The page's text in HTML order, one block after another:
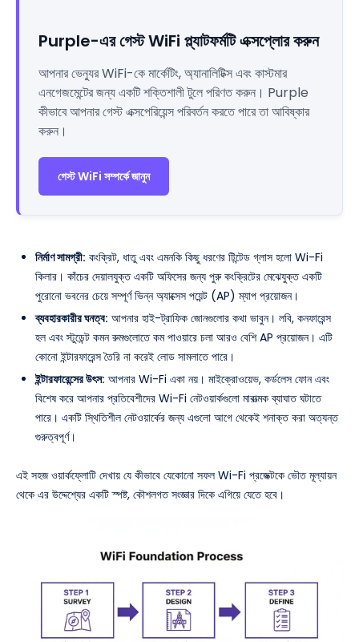
Purple-এর গেস্ট WiFi প্ল্যাটফর্মটি এক্সপ্লোর করুন
আপনার ভেন্যুর WiFi-কে মার্কেটিং, অ্যানালিটিক্স এবং কাস্টমার
এনগেজমেন্টের জন্য একটি শক্তিশালী টুলে পরিণত করুন। Purple
কীভাবে আপনার গেস্ট এক্সপেরিয়েন্স পরিবর্তন করতে পারে তা আবিষ্কার
করুন।
গেস্ট WiFi সম্পর্কে জানুন
নির্মাণ সামগ্রী: কংক্রিট, ধাতু এবং এমনকি কিছু ধরণের টিন্টেড গ্লাস হলো Wi-Fi
কিলার। কাঁচের দেয়ালযুক্ত একটি অফিসের জন্য পুরু কংক্রিটের মেঝেযুক্ত একটি
পুরোনো ভবনের চেয়ে সম্পূর্ণ ভিন্ন অ্যাক্সেস পয়েন্ট (AP) ম্যাপ প্রয়োজন।
ব্যবহারকারীর ঘনত্ব: আপনার হাই-ট্রাফিক জোনগুলোর কথা ভাবুন। লবি, কনফারেন্স
হল এবং স্টুডেন্ট কমন রুমগুলোতে কম পাওয়ারে চলা আরও বেশি AP প্রয়োজন। এটি
কোনো ইন্টারফারেন্স তৈরি না করেই লোড সামলাতে পারে।
ইন্টারফারেন্সের উৎস: আপনার Wi-Fi একা নয়। মাইক্রোওয়েভ, কর্ডলেস ফোন এবং
বিশেষ করে আপনার প্রতিবেশীদের Wi-Fi নেটওয়ার্কগুলো মারাত্মক ব্যাঘাত ঘটাতে
পারে। একটি স্থিতিশীল নেটওয়ার্কের জন্য এগুলো আগে থেকেই শনাক্ত করা অত্যন্ত
গুরুত্বপূর্ণ।
এই সহজ ওয়ার্কফ্লোটি দেখায় যে কীভাবে যেকোনো সফল Wi-Fi প্রজেক্টকে ভৌত মূল্যায়ন
থেকে এর উদ্দেশ্যের একটি স্পষ্ট, কৌশলগত সংজ্ঞার দিকে এগিয়ে যেতে হবে।